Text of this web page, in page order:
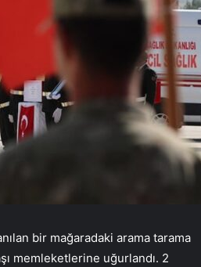
bir mağaradaki arama tarama
memleketlerine uğurlandı. 2